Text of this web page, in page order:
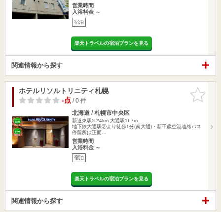
営業時間
入浴料金 ～
宿泊
楽天トラベルの宿泊プランを見る
関連情報から探す
お気に入
りに追加
ホテルリソルトリニティ札幌
-点/ 0 件
北海道 / 札幌市中央区
新道東駅5.24km 大通駅167m
地下鉄大通駅②より徒歩1分(南大通)・新千歳空港連絡バス
停留所は正面…
営業時間
入浴料金 ～
宿泊
楽天トラベルの宿泊プランを見る
関連情報から探す